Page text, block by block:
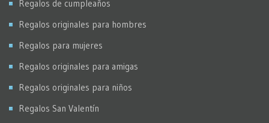
Regalos de cumpleaños
Regalos originales para hombres
Regalos para mujeres
Regalos originales para amigas
Regalos originales para niños
Regalos San Valentín